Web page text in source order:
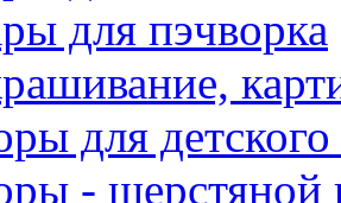
для пэчворка
для
- шерстяной